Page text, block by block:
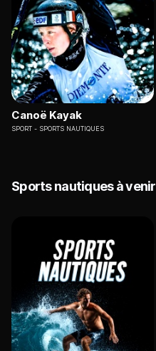
Canoë Kayak
SPORT SPORTS NAUTIQUES
Sports nautiques à venir